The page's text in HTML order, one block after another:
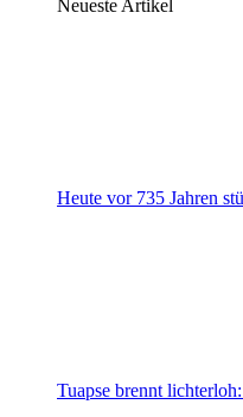
Neueste Artikel
Heute vor 735 Jahren
Tuapse brennt